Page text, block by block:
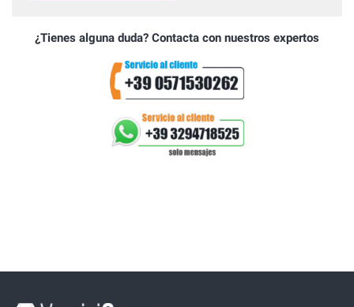
¿Tienes alguna duda? Contacta con nuestros expertos